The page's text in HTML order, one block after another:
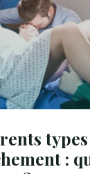
la
grossesse"
types
: